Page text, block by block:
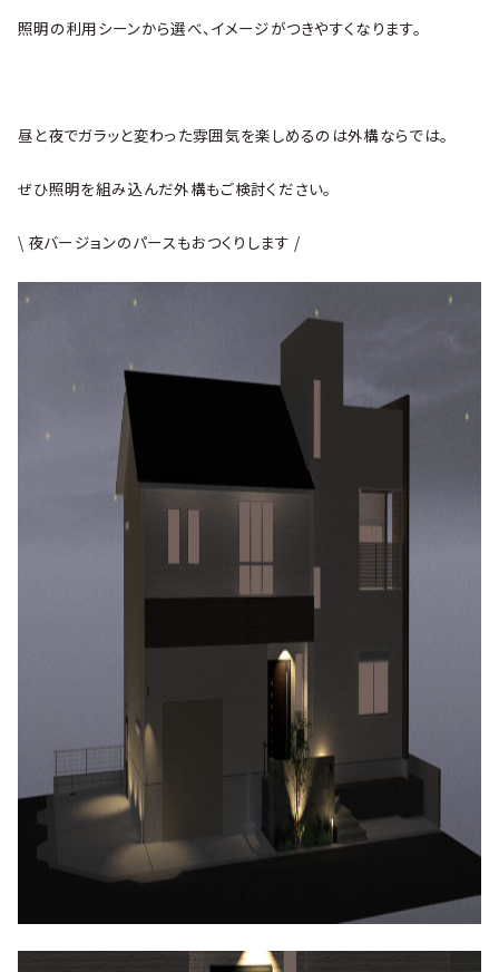
照明の利用シーンから選べ、イメージがつきやすくなります。
昼と夜でガラッと変わった雰囲気を楽しめるのは外構ならでは。
ぜひ照明を組み込んだ外構もご検討ください。
\ 夜バージョンのパースもおつくりします /